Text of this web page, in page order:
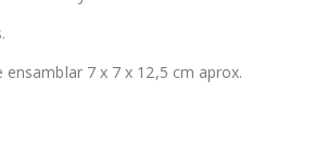
ensamblar 7 x 7 x 12,5 cm aprox.